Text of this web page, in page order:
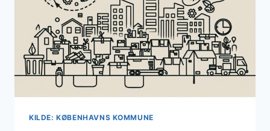
KILDE: KØBENHAVNS KOMMUNE